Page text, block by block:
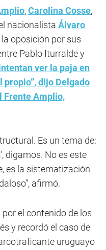
,Carolina Cosse,
nacionalista Álvaro
oposición por sus
Pablo Iturralde y
ver la paja en
propio”, dijo Delgado
Frente Amplio,
Es un tema de:
digamos. No es este
es la sistematización
afirmó.
el contenido de los
y recordó el caso de
uruguayo